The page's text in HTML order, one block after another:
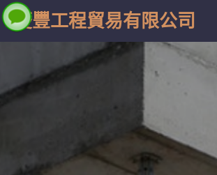
慶豐工程貿易有限公司